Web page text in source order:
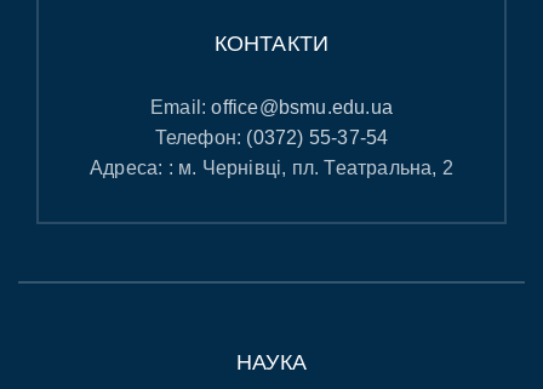
КОНТАКТИ
Email:office@bsmu.edu.ua
Телефон: (0372) 55-37-54
Адреса: : м. Чернівці, пл. Театральна, 2
НАУКА